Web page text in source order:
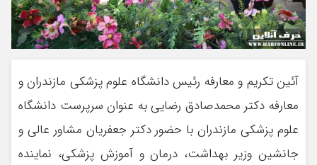
آئین تکریم و معارفه رئیس دانشگاه علوم پزشکی مازندران و
معارفه دکتر محمدصادق رضایی به عنوان سرپرست دانشگاه
علوم پزشکی مازندران با حضور دکتر جعفریان مشاور عالی و
جانشین وزیر بهداشت، درمان و آموزش پزشکی، نماینده